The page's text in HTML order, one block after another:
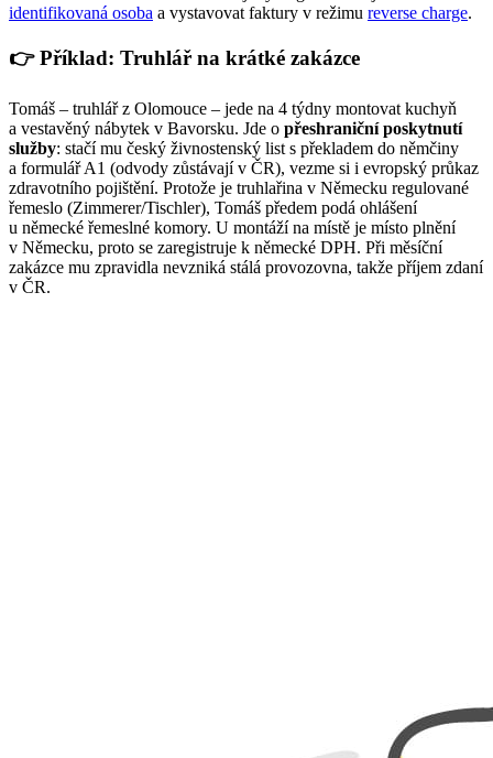
identifikovaná osoba a vystavovat faktury v režimu reverse charge.
👉 Příklad: Truhlář na krátké zakázce
Tomáš – truhlář z Olomouce – jede na 4 týdny montovat kuchyň
a vestavěný nábytek v Bavorsku. Jde o přeshraniční poskytnutí
služby: stačí mu český živnostenský list s překladem do němčiny
a formulář A1 (odvody zůstávají v ČR), vezme si i evropský průkaz
zdravotního pojištění. Protože je truhlařina v Německu regulované
řemeslo (Zimmerer/Tischler), Tomáš předem podá ohlášení
u německé řemeslné komory. U montáží na místě je místo plnění
v Německu, proto se zaregistruje k německé DPH. Při měsíční
zakázce mu zpravidla nevzniká stálá provozovna, takže příjem zdaní
v ČR.